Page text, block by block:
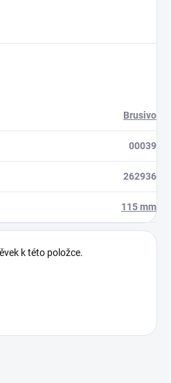
Brusivo
00039
262936
115 mm
k této položce.